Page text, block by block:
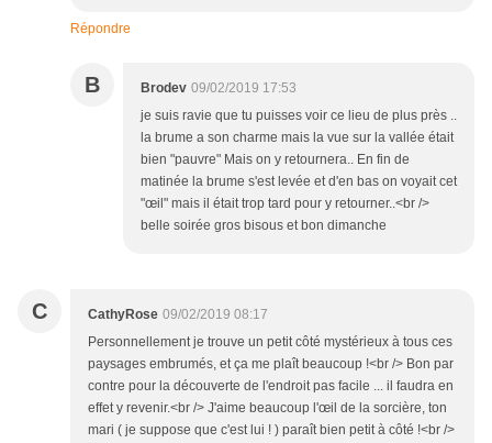
Répondre
B Brodev 09/02/2019 17:53
je suis ravie que tu puisses voir ce lieu de plus près ..
la brume a son charme mais la vue sur la vallée était
bien "pauvre" Mais on y retournera.. En fin de
matinée la brume s'est levée et d'en bas on voyait cet
"œil" mais il était trop tard pour y retourner..<br />
belle soirée gros bisous et bon dimanche
C CathyRose 09/02/2019 08:17
Personnellement je trouve un petit côté mystérieux à tous ces
paysages embrumés, et ça me plaît beaucoup !<br /> Bon par
contre pour la découverte de l'endroit pas facile ... il faudra en
effet y revenir.<br /> J'aime beaucoup l'œil de la sorcière, ton
mari ( je suppose que c'est lui ! ) paraît bien petit à côté !<br />